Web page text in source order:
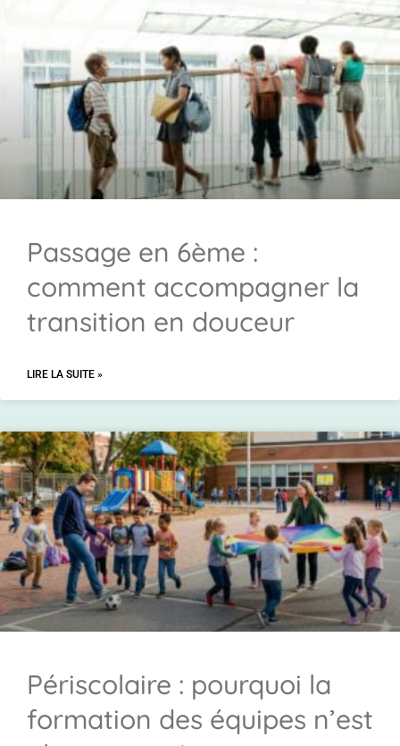
Passage en 6ème :
comment accompagner la
transition en douceur
LIRE LA SUITE »
Périscolaire : pourquoi la
formation des équipes n’est